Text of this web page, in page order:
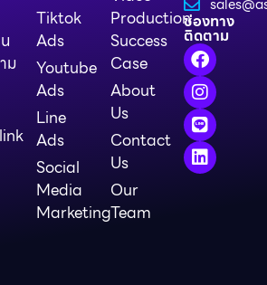
ม
Tiktok
Ads
Youtube
Ads
Line
Ads
Social
Media
Marketing
Production
Success
Case
About
Us
Contact
Us
Our
Team
ช่องทาง
ติดตาม